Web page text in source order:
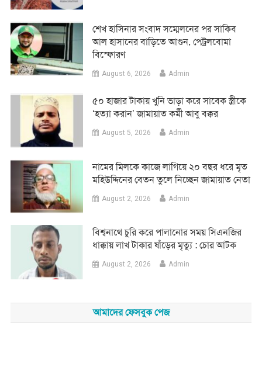
শেখ হাসিনার সংবাদ সম্মেলনের পর সাকিব
আল হাসানের বাড়িতে আগুন, পেট্রলবোমা
বিস্ফোরণ
August 6, 2026 Admin
৫০ হাজার টাকায় খুনি ভাড়া করে সাবেক স্ত্রীকে
‘হত্যা করান’ জামায়াত কর্মী আবু বক্কর
August 5, 2026 Admin
নামের মিলকে কাজে লাগিয়ে ২০ বছর ধরে মৃত
মহিউদ্দিনের বেতন তুলে নিচ্ছেন জামায়াত নেতা
August 2, 2026 Admin
‎বিশ্বনাথে চুরি করে পালানোর সময় সিএনজির
ধাক্কায় লাখ টাকার ষাঁড়ের মৃত্যু : চোর আটক
August 2, 2026 Admin
আমাদের ফেসবুক পেজ